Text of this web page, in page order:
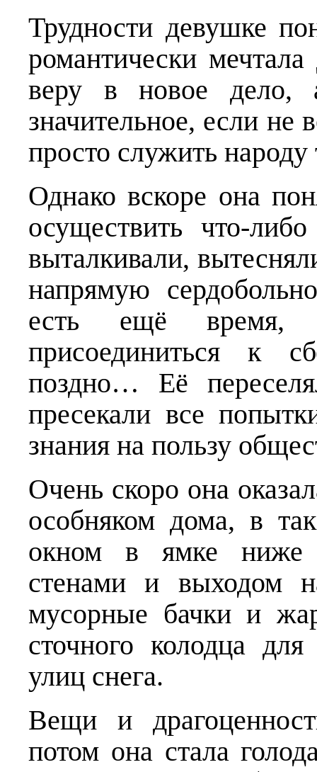
Трудности девушке
романтически
веру в новое дело,
значитель­ное, если не
просто служить
Однако вскоре она
осуществить что-
выталкивали,
напрямую
есть ещё
присоединиться к
поздно… Её
пресекали все
знания на пользу
Очень скоро она
особняком дома, в
окном в ямке ниже
стенами и выходом
мусорные бачки и
сточного колодца
улиц снега.
Вещи и
потом она стала